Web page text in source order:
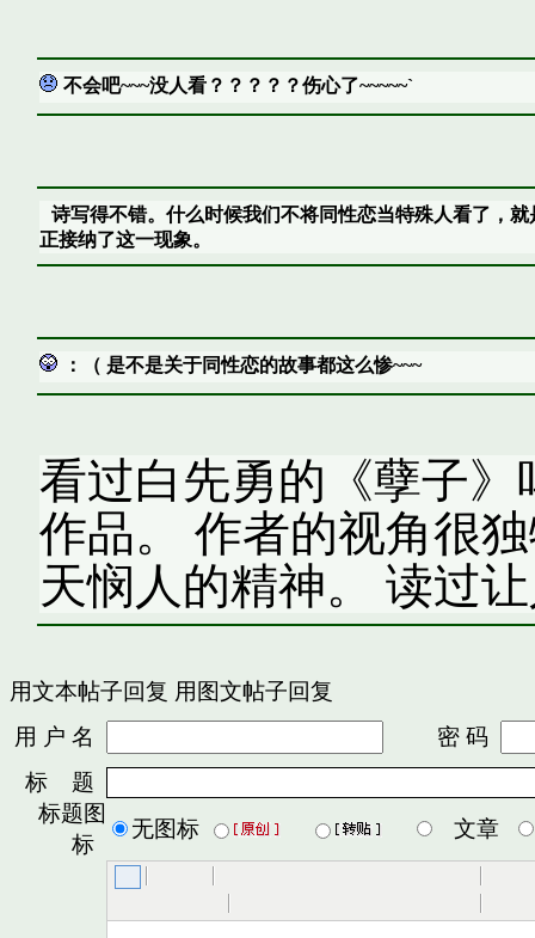
不会吧~~~没人看？？？？？伤心了~~~~~`
诗写得不错。什么时候我们不将同性恋当特殊人看了，就
正接纳了这一现象。
：（ 是不是关于同性恋的故事都这么惨~~~
看过白先勇的《孽子
作品。 作者的视角很
天悯人的精神。 读过
用文本帖子回复 用图文帖子回复
用 户 名
密 码
标 题
标题图
标
无图标 文章